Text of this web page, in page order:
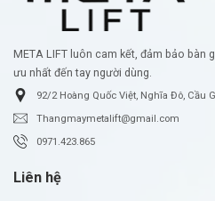
META LIFT luôn cam kết, đảm bảo bàn
ưu nhất đến tay người dùng.
92/2 Hoàng Quốc Việt, Nghĩa Đô, Cầu
Thangmaymetalift@gmail.com
0971.423.865
Liên hệ